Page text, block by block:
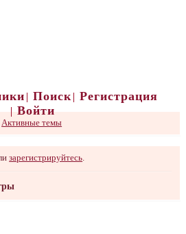
Поиск
Регистрация
Войти
Активные темы
зарегистрируйтесь